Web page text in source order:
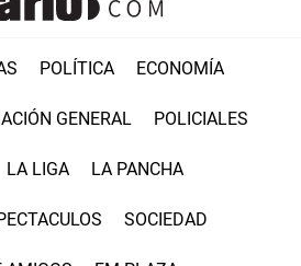
POLÍTICA ECONOMÍA
GENERAL POLICIALES
LA LIGA LA PANCHA
SOCIEDAD